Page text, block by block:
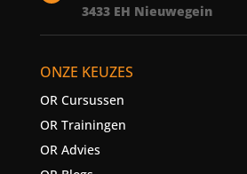
3433 EH Nieuwegein
ONZE KEUZES
OR Cursussen
OR Trainingen
OR Advies